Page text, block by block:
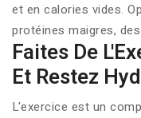
et en calories vides.
protéines maigres,
Faites De
Et Restez
L'exercice est un